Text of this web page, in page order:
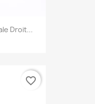
Droit...
favorite_border